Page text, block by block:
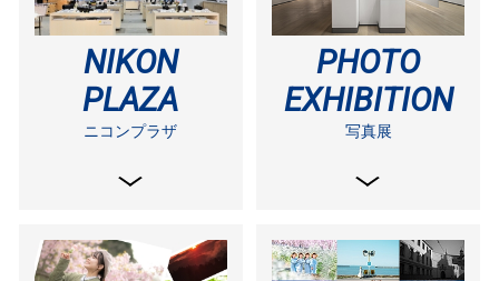
NIKON
PLAZA
ニコンプラザ
PHOTO
EXHIBITION
写真展